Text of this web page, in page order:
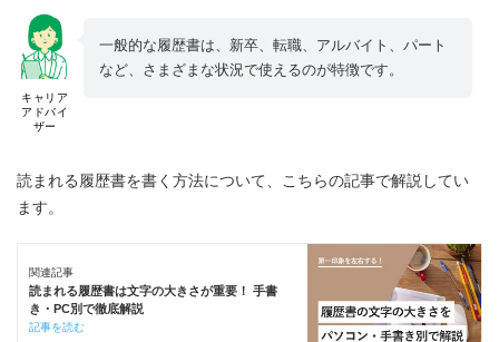
キャリア
アドバイ
ザー
一般的な履歴書は、新卒、転職、アルバイト、パート
など、さまざまな状況で使えるのが特徴です。
読まれる履歴書を書く方法について、こちらの記事で解説してい
ます。
関連記事
読まれる履歴書は文字の大きさが重要！ 手書
き・PC別で徹底解説
記事を読む